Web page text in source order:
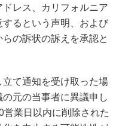
レス、カリフォルニア
るという声明、および
の訴状の訴えを承認と
て通知を受け取った場
元の当事者に異議申し
業日以内に削除された